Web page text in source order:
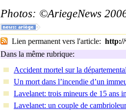
Photos: ©AriegeNews
Lien permanent vers l'article: http://
Dans la même rubrique:
Accident mortel sur la
Un mort dans l’incendie d’un
Lavelanet: trois mineurs de 15 ans
Lavelanet: un couple de